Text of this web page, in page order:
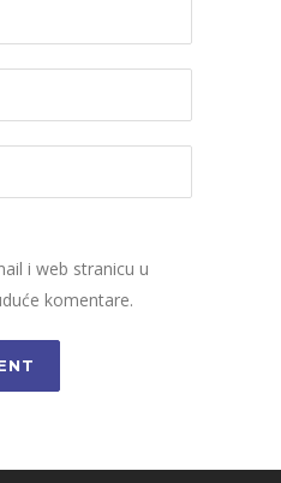
i web stranicu u
komentare.